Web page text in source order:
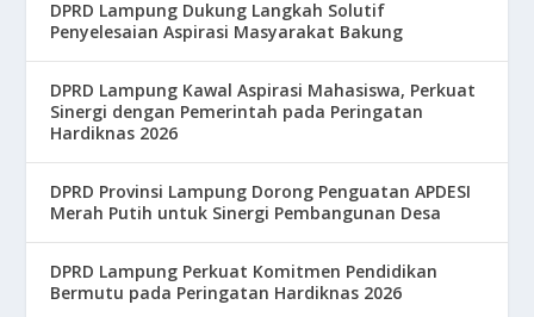
DPRD Lampung Dukung Langkah Solutif
Penyelesaian Aspirasi Masyarakat Bakung
DPRD Lampung Kawal Aspirasi Mahasiswa, Perkuat
Sinergi dengan Pemerintah pada Peringatan
Hardiknas 2026
DPRD Provinsi Lampung Dorong Penguatan APDESI
Merah Putih untuk Sinergi Pembangunan Desa
DPRD Lampung Perkuat Komitmen Pendidikan
Bermutu pada Peringatan Hardiknas 2026